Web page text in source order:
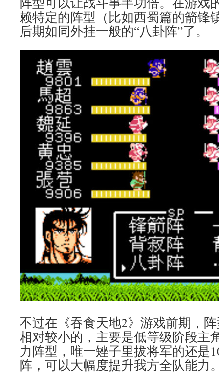
赖特定的阵型（比如西蜀篇的箭锋
后期如同外挂一般的“八卦阵”了。
不过在《吞食天地2》游戏前期，
相对较小的，主要是低等级阶段主
力阵型，唯一矬子里拔将军的还是
阵，可以大幅度提升我方全队能力